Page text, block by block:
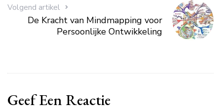
Volgend artikel
De Kracht van Mindmapping voor
Persoonlijke Ontwikkeling
Geef Een Reactie